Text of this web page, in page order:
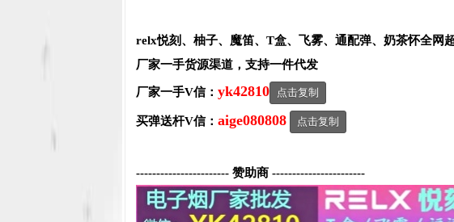
relx悦刻、柚子、魔笛、T盒、飞雾、通配弹、奶茶怀全网
厂家一手货源渠道，支持一件代发
厂家一手V信： yk42810 点击复制
买弹送杆V信： aige080808 点击复制
----------------------- 赞助商 -----------------------